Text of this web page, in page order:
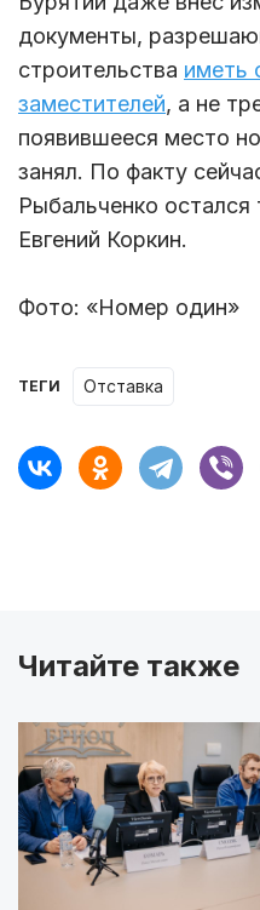
документы,
строительства иметь
заместителей, а не
появившееся место
занял. По факту
Рыбальченко
Евгений Коркин.
Фото: «Номер один»
ТЕГИ отставка
Читайте также